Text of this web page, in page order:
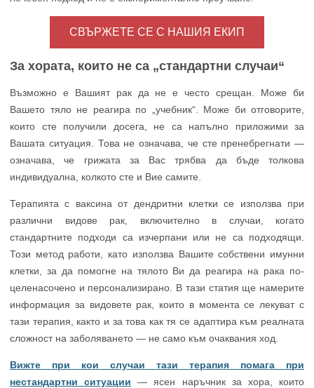
СВЪРЖЕТЕ СЕ С НАШИЯ ЕКИП
За хората, които не са „стандартни случаи“
Възможно е Вашият рак да не е често срещан. Може би
Вашето тяло не реагира по „учебник“. Може би отговорите,
които сте получили досега, не са напълно приложими за
Вашата ситуация. Това не означава, че сте пренебрегнати —
означава, че грижата за Вас трябва да бъде толкова
индивидуална, колкото сте и Вие самите.
Терапията с ваксина от дендритни клетки се използва при
различни видове рак, включително в случаи, когато
стандартните подходи са изчерпани или не са подходящи.
Този метод работи, като използва Вашите собствени имунни
клетки, за да помогне на тялото Ви да реагира на рака по-
целенасочено и персонализирано. В тази статия ще намерите
информация за видовете рак, които в момента се лекуват с
тази терапия, както и за това как тя се адаптира към реалната
сложност на заболяването — не само към очаквания ход.
Вижте при кои случаи тази терапия помага при
нестандартни ситуации — ясен наръчник за хора, които